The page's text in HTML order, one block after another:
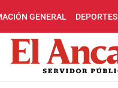
GENERAL DEPORTES